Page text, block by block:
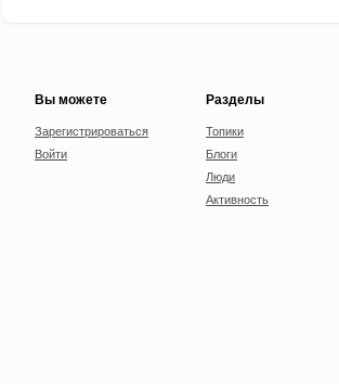
Вы можете
Зарегистрироваться
Войти
Разделы
Топики
Блоги
Люди
Активность